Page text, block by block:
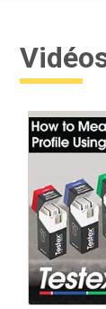
Outil
Outil de